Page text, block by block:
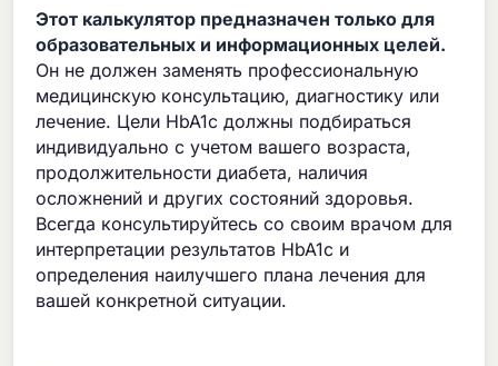
Этот калькулятор предназначен только для
образовательных и информационных целей.
Он не должен заменять профессиональную
медицинскую консультацию, диагностику или
лечение. Цели HbA1c должны подбираться
индивидуально с учетом вашего возраста,
продолжительности диабета, наличия
осложнений и других состояний здоровья.
Всегда консультируйтесь со своим врачом для
интерпретации результатов HbA1c и
определения наилучшего плана лечения для
вашей конкретной ситуации.